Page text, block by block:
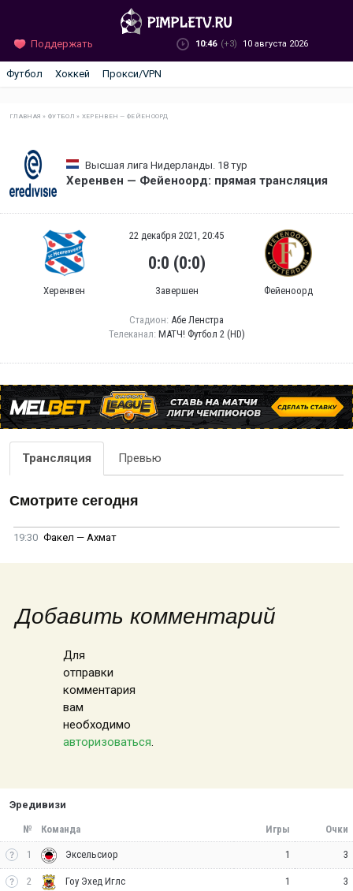
Поддержать 10:46 (+3) 10 августа 2026
Футбол Хоккей Прокси/VPN
ГЛАВНАЯ »ФУТБОЛ » ХЕРЕНВЕН — ФЕЙЕНООРД
Высшая лига Нидерланды. 18 тур
Херенвен — Фейеноорд: прямая трансляция
Херенвен
22 декабря 2021, 20:45
0:0 (0:0)
Завершен Фейеноорд
Стадион: Абе Ленстра
Телеканал: МАТЧ! Футбол 2 (HD)
Трансляция Превью
Смотрите сегодня
19:30 Факел — Ахмат
Добавить комментарий
Для
отправки
комментария
вам
необходимо
авторизоваться.
Эредивизи
№ Команда Игры Очки
1 Эксельсиор 1 3
2 Гоу Эхед Иглс 1 3